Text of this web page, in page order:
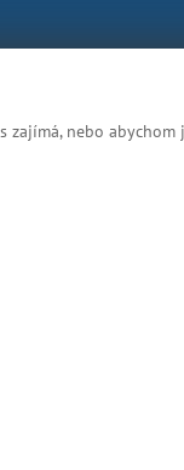
najdete v
Prohlášení o
zajímá, nebo